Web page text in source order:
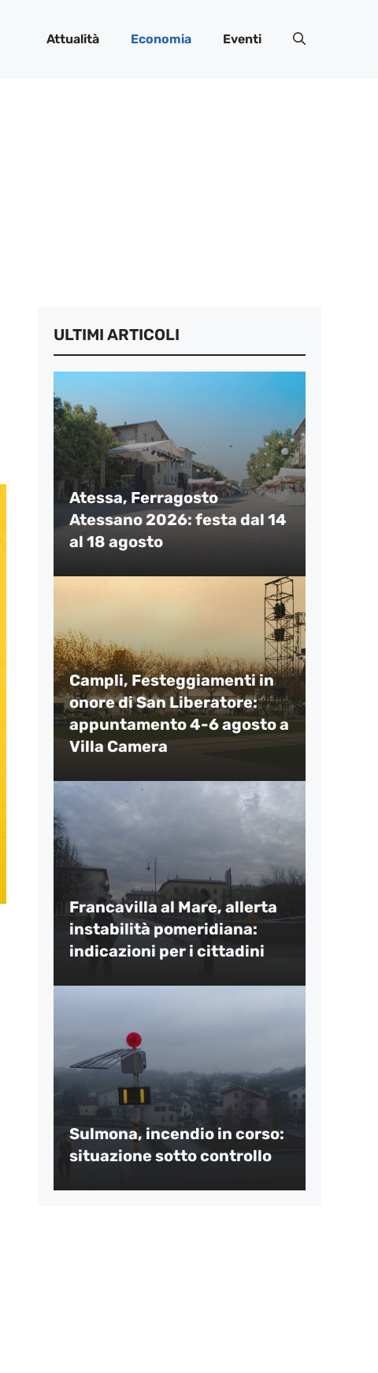
Attualità Economia Eventi
ULTIMI ARTICOLI
Atessa, Ferragosto
Atessano 2026: festa dal 14
al 18 agosto
Campli, Festeggiamenti in
onore di San Liberatore:
appuntamento 4-6 agosto a
Villa Camera
Francavilla al Mare, allerta
instabilità pomeridiana:
indicazioni per i cittadini
Sulmona, incendio in corso:
situazione sotto controllo